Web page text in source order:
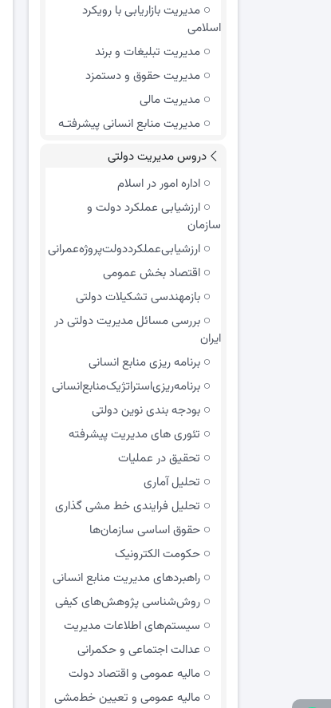
مدیریت بازاریابی با رویکرد
اسلامی
مدیریت تبلیغات و برند
مدیریت حقوق و دستمزد
مدیریت مالی
مدیریت منابع انسانی پیشرفتـه
دروس مدیریت دولتی
اداره امور در اسلام
ارزشیابی عملکرد دولت و
سازمان
ارزشیابی‌عملکرد‌دولت‌پروژه‌عمرانی
اقتصاد بخش عمومی
بازمهندسی تشکیلات دولتی
بررسی مسائل مدیریت دولتی در
ایران
برنامه ریزی منابع انسانی
برنامه‌ریزی‌استراتژیک‌منابع‌انسانی
بودجه بندی نوین دولتی
تئوری های مدیریت پیشرفته
تحقیق در عملیات
تحلیل آماری
تحلیل فرایندی خط مشی گذاری
حقوق اساسی سازمان‌ها
حکومت الکترونیک
راهبردهای مدیریت منابع انسانی
روش‌شناسی پژوهش‌های کیفی
سیستم‌های اطلاعات مدیریت
عدالت اجتماعی و حکمرانی
مالیه عمومی و اقتصاد دولت
مالیه عمومی و تعیین خط‌مشی